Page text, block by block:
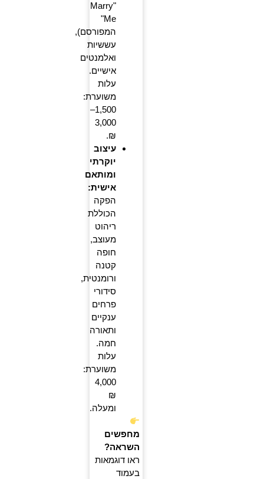
"Marry
Me"
המפורסם),
עששיות
ואלמנטים
אישיים.
עלות
משוערת:
1,500–
3,000
₪.
עיצוב
יוקרתי
ומותאם
אישית:
הפקה
הכוללת
ריהוט
מעוצב,
חופה
קטנה
ורומנטית,
סידורי
פרחים
ענקיים
ותאורה
חמה.
עלות
משוערת:
4,000
₪
ומעלה.
מחפשים
השראה?
ראו דוגמאות
בעמוד